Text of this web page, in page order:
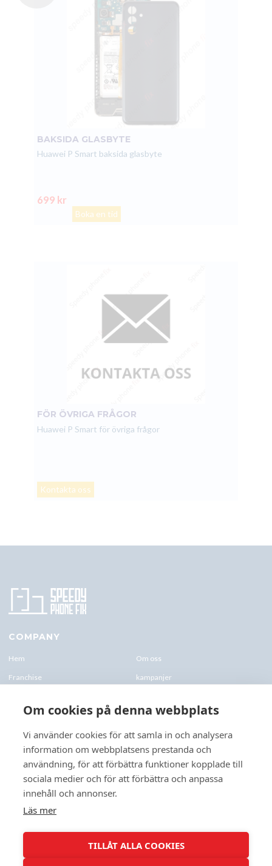
BAKSIDA GLASBYTE
Huawei P Smart baksida glasbyte
699 kr
Boka en tid
FÖR ÖVRIGA FRÅGOR
Huawei P Smart för övriga frågor
Kontakta oss
COMPANY
Hem Om oss
Franchise kampanjer
Företagskund & Utbildning FAQs
CONTACTS
+46 070 0122 333
Företagsvägen 10, 227 61 Lund
Lund@speedyphonefix.net
Om cookies på denna webbplats
Vi använder cookies för att samla in och analysera
information om webbplatsens prestanda och
användning, för att förbättra funktioner kopplade till
sociala medier och för att förbättra och anpassa
innehåll och annonser.
Läs mer
TILLÅT ALLA COOKIES